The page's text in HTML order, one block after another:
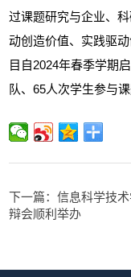
过课题研究与企业、
动创造价值、实践驱
目自2024年春季学期
队、65人次学生参与课
下一篇：信息科学技
辩会顺利举办